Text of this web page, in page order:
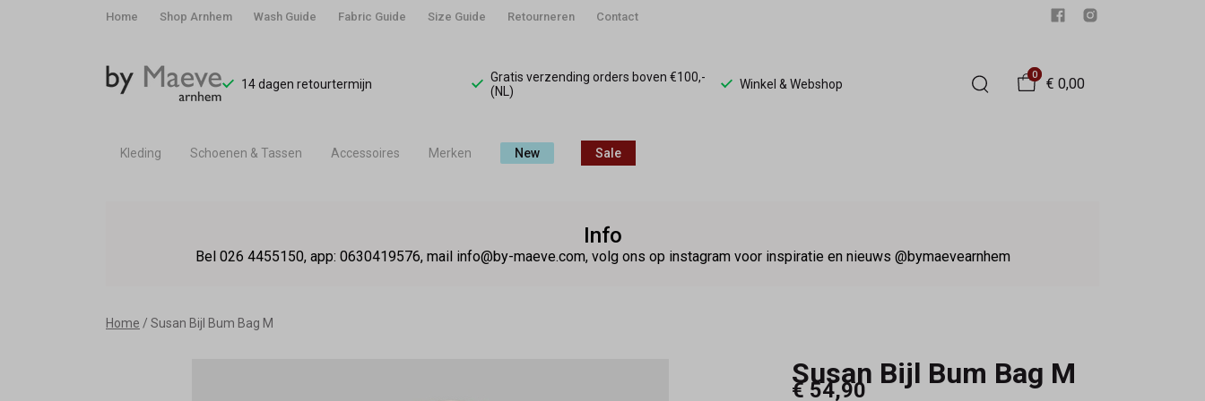
Home Shop Arnhem Wash Guide Fabric Guide Size Guide Retourneren Contact
14 dagen retourtermijn
Gratis verzending orders boven €100,-
(NL)
Winkel & Webshop
0
€ 0,00
Kleding Schoenen & Tassen Accessoires Merken New Sale
Info
Bel 026 4455150, app: 0630419576, mail info@by-maeve.com, volg ons op instagram voor inspiratie en nieuws @bymaevearnhem
Home Susan Bijl Bum Bag M
Susan Bijl Bum Bag M
€ 54,90